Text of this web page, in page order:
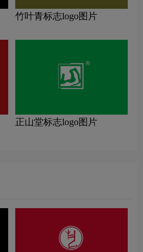
竹叶青标志logo图片
正山堂标志logo图片